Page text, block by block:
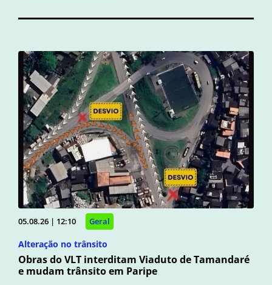
05.08.26 | 12:10 Geral
Alteração no trânsito
Obras do VLT interditam Viaduto de Tamandaré
e mudam trânsito em Paripe